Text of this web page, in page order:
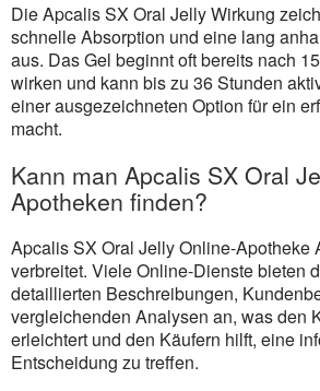
Die Apcalis SX Oral Jelly Wirkung
schnelle Absorption und eine lang
aus. Das Gel beginnt oft bereits nach
wirken und kann bis zu 36 Stunden
einer ausgezeichneten Option für ein
macht.
Kann man Apcalis SX Oral
Apotheken finden?
Apcalis SX Oral Jelly Online-Apotheke
verbreitet. Viele Online-Dienste bieten
detaillierten Beschreibungen,
vergleichenden Analysen an, was den
erleichtert und den Käufern hilft, eine
Entscheidung zu treffen.